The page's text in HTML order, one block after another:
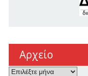
Αρχείο
Αρχείο